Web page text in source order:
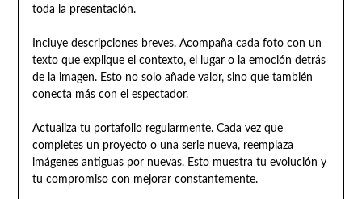
toda la presentación.
Incluye descripciones breves. Acompaña cada foto con un
texto que explique el contexto, el lugar o la emoción detrás
de la imagen. Esto no solo añade valor, sino que también
conecta más con el espectador.
Actualiza tu portafolio regularmente. Cada vez que
completes un proyecto o una serie nueva, reemplaza
imágenes antiguas por nuevas. Esto muestra tu evolución y
tu compromiso con mejorar constantemente.